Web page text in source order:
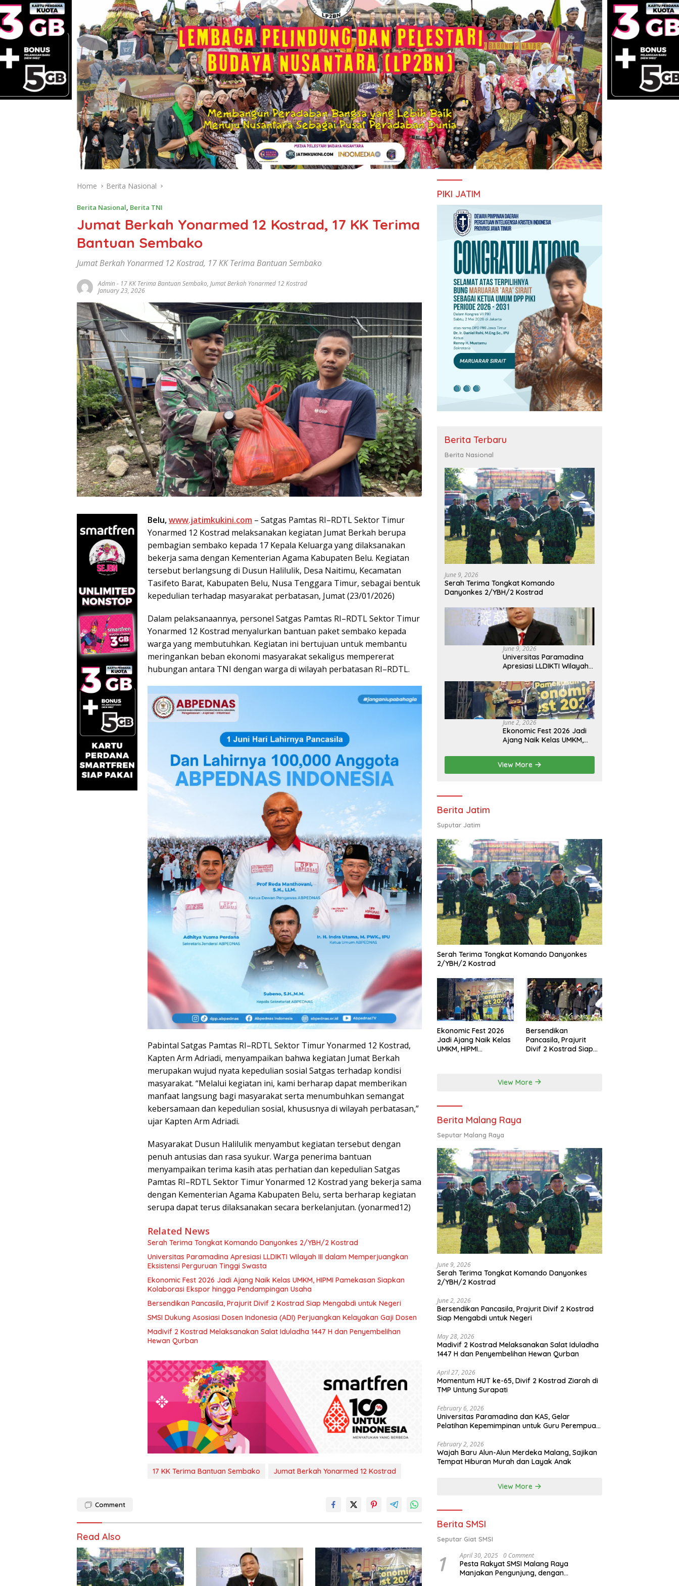
Home Berita Nasional
Berita Nasional, Berita TNI
Jumat Berkah Yonarmed 12 Kostrad, 17 KK Terima
Bantuan Sembako
Jumat Berkah Yonarmed 12 Kostrad, 17 KK Terima Bantuan Sembako
Admin- 17 KK Terima Bantuan Sembako, Jumat Berkah Yonarmed 12 Kostrad
January 23, 2026
Belu,www.jatimkukini.com – Satgas Pamtas RI–RDTL Sektor Timur
Yonarmed 12 Kostrad melaksanakan kegiatan Jumat Berkah berupa
pembagian sembako kepada 17 Kepala Keluarga yang dilaksanakan
bekerja sama dengan Kementerian Agama Kabupaten Belu. Kegiatan
tersebut berlangsung di Dusun Halilulik, Desa Naitimu, Kecamatan
Tasifeto Barat, Kabupaten Belu, Nusa Tenggara Timur, sebagai bentuk
kepedulian terhadap masyarakat perbatasan, Jumat (23/01/2026)
Dalam pelaksanaannya, personel Satgas Pamtas RI–RDTL Sektor Timur
Yonarmed 12 Kostrad menyalurkan bantuan paket sembako kepada
warga yang membutuhkan. Kegiatan ini bertujuan untuk membantu
meringankan beban ekonomi masyarakat sekaligus mempererat
hubungan antara TNI dengan warga di wilayah perbatasan RI–RDTL.
Pabintal Satgas Pamtas RI–RDTL Sektor Timur Yonarmed 12 Kostrad,
Kapten Arm Adriadi, menyampaikan bahwa kegiatan Jumat Berkah
merupakan wujud nyata kepedulian sosial Satgas terhadap kondisi
masyarakat. “Melalui kegiatan ini, kami berharap dapat memberikan
manfaat langsung bagi masyarakat serta menumbuhkan semangat
kebersamaan dan kepedulian sosial, khususnya di wilayah perbatasan,”
ujar Kapten Arm Adriadi.
Masyarakat Dusun Halilulik menyambut kegiatan tersebut dengan
penuh antusias dan rasa syukur. Warga penerima bantuan
menyampaikan terima kasih atas perhatian dan kepedulian Satgas
Pamtas RI–RDTL Sektor Timur Yonarmed 12 Kostrad yang bekerja sama
dengan Kementerian Agama Kabupaten Belu, serta berharap kegiatan
serupa dapat terus dilaksanakan secara berkelanjutan. (yonarmed12)
Related News
Serah Terima Tongkat Komando Danyonkes 2/YBH/2 Kostrad
Universitas Paramadina Apresiasi LLDIKTI Wilayah III dalam Memperjuangkan
Eksistensi Perguruan Tinggi Swasta
Ekonomic Fest 2026 Jadi Ajang Naik Kelas UMKM, HIPMI Pamekasan Siapkan
Kolaborasi Ekspor hingga Pendampingan Usaha
Bersendikan Pancasila, Prajurit Divif 2 Kostrad Siap Mengabdi untuk Negeri
SMSI Dukung Asosiasi Dosen Indonesia (ADI) Perjuangkan Kelayakan Gaji Dosen
Madivif 2 Kostrad Melaksanakan Salat Iduladha 1447 H dan Penyembelihan
Hewan Qurban
17 KK Terima Bantuan Sembako Jumat Berkah Yonarmed 12 Kostrad
Comment
Read Also
PIKI JATIM
Berita Terbaru
Berita Nasional
June 9, 2026
Serah Terima Tongkat Komando
Danyonkes 2/YBH/2 Kostrad
June 9, 2026
Universitas Paramadina
Apresiasi LLDIKTI Wilayah
Eksistensi Perguruan
Tinggi Swasta
June 2, 2026
Ekonomic Fest 2026 Jadi
Ajang Naik Kelas UMKM,
Kolaborasi Ekspor hingga
Pendampingan Usaha
View More
Berita Jatim
Suputar Jatim
Serah Terima Tongkat Komando Danyonkes
2/YBH/2 Kostrad
Ekonomic Fest 2026
Jadi Ajang Naik Kelas
UMKM, HIPMI
Bersendikan
Pancasila, Prajurit
Divif 2 Kostrad Siap
View More
Berita Malang Raya
Seputar Malang Raya
June 9, 2026
Serah Terima Tongkat Komando Danyonkes
2/YBH/2 Kostrad
June 2, 2026
Bersendikan Pancasila, Prajurit Divif 2 Kostrad
Siap Mengabdi untuk Negeri
May 28, 2026
Madivif 2 Kostrad Melaksanakan Salat Iduladha
1447 H dan Penyembelihan Hewan Qurban
April 27, 2026
Momentum HUT ke-65, Divif 2 Kostrad Ziarah di
TMP Untung Surapati
February 6, 2026
Universitas Paramadina dan KAS, Gelar
Pelatihan Kepemimpinan untuk Guru Perempuan
February 2, 2026
Wajah Baru Alun-Alun Merdeka Malang, Sajikan
Tempat Hiburan Murah dan Layak Anak
View More
Berita SMSI
Seputar Giat SMSI
1 April 30, 2025 0 Comment
Pesta Rakyat SMSI Malang Raya
Manjakan Pengunjung, dengan